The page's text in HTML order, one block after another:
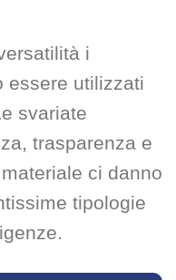
i
essere utilizzati
svariate
trasparenza e
ci danno
tipologie